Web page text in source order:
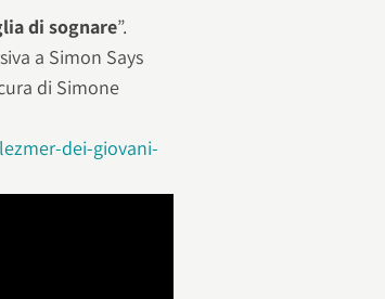
di sognare”.
a Simon Says
di Simone
dei-giovani-